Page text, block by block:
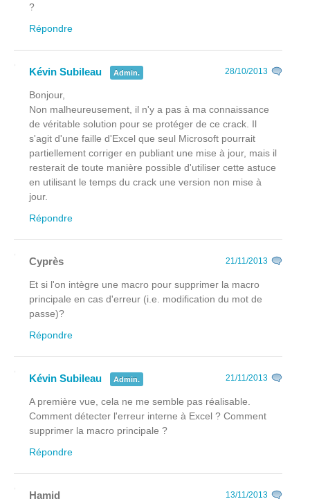
?
Répondre
Kévin Subileau Admin. 28/10/2013
Bonjour,
Non malheureusement, il n'y a pas à ma connaissance
de véritable solution pour se protéger de ce crack. Il
s'agit d'une faille d'Excel que seul Microsoft pourrait
partiellement corriger en publiant une mise à jour, mais il
resterait de toute manière possible d'utiliser cette astuce
en utilisant le temps du crack une version non mise à
jour.
Répondre
Cyprès 21/11/2013
Et si l'on intègre une macro pour supprimer la macro
principale en cas d'erreur (i.e. modification du mot de
passe)?
Répondre
Kévin Subileau Admin. 21/11/2013
A première vue, cela ne me semble pas réalisable.
Comment détecter l'erreur interne à Excel ? Comment
supprimer la macro principale ?
Répondre
Hamid 13/11/2013